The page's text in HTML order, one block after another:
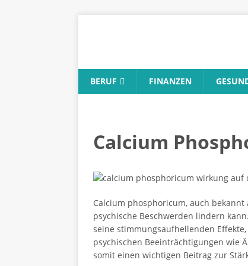
BERUF FINANZEN
Calcium
Calcium phosphoricum, auch
psychische Beschwerden lindern
seine stimmungsaufhellenden
psychischen Beeinträchtigungen wie
somit einen wichtigen Beitrag zur